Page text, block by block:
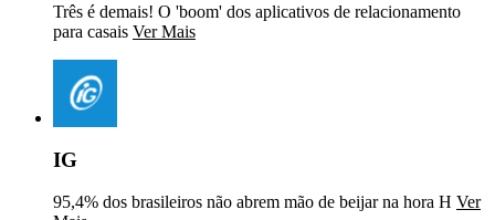
Três é demais! O 'boom' dos aplicativos de relacionamento
para casais Ver Mais
IG
95,4% dos brasileiros não abrem mão de beijar na hora H Ver